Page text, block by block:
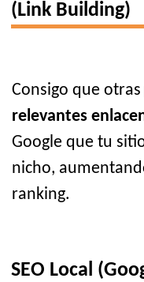
(Link Building)
Consigo que otras
relevantes
Google que tu
nicho,
ranking.
SEO Local